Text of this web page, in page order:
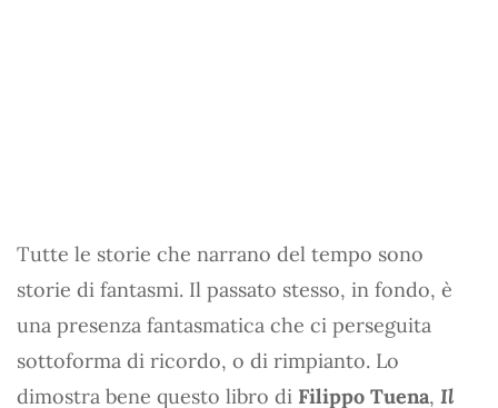
Tutte le storie che narrano del tempo sono
storie di fantasmi. Il passato stesso, in fondo, è
una presenza fantasmatica che ci perseguita
sottoforma di ricordo, o di rimpianto. Lo
dimostra bene questo libro di Filippo Tuena, Il